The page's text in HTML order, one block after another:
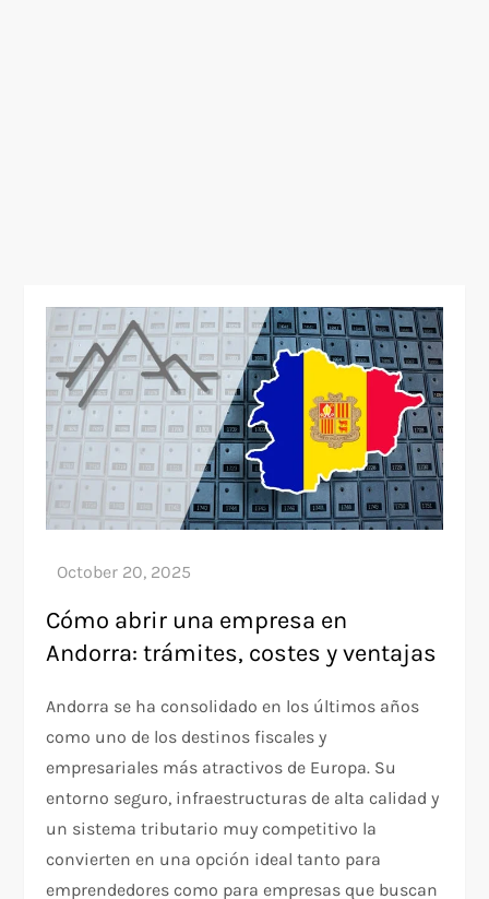
Cómo abrir una empresa en
Andorra: trámites, costes y ventajas
Andorra se ha consolidado en los últimos años
como uno de los destinos fiscales y
empresariales más atractivos de Europa. Su
entorno seguro, infraestructuras de alta calidad y
un sistema tributario muy competitivo la
convierten en una opción ideal tanto para
emprendedores como para empresas que buscan